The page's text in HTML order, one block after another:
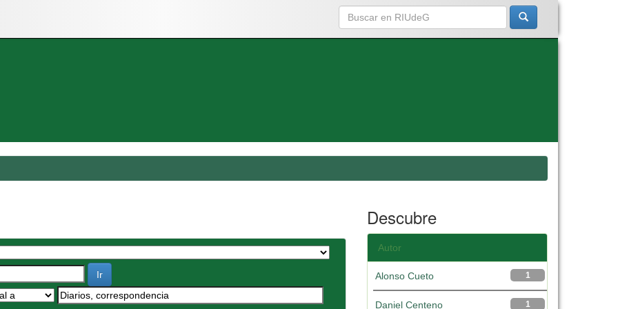
Descubre
Autor
1
Alonso Cueto
1
Daniel Centeno